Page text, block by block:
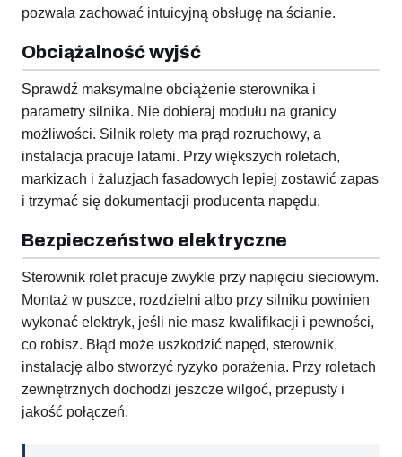
pozwala zachować intuicyjną obsługę na ścianie.
Obciążalność wyjść
Sprawdź maksymalne obciążenie sterownika i
parametry silnika. Nie dobieraj modułu na granicy
możliwości. Silnik rolety ma prąd rozruchowy, a
instalacja pracuje latami. Przy większych roletach,
markizach i żaluzjach fasadowych lepiej zostawić zapas
i trzymać się dokumentacji producenta napędu.
Bezpieczeństwo elektryczne
Sterownik rolet pracuje zwykle przy napięciu sieciowym.
Montaż w puszce, rozdzielni albo przy silniku powinien
wykonać elektryk, jeśli nie masz kwalifikacji i pewności,
co robisz. Błąd może uszkodzić napęd, sterownik,
instalację albo stworzyć ryzyko porażenia. Przy roletach
zewnętrznych dochodzi jeszcze wilgoć, przepusty i
jakość połączeń.